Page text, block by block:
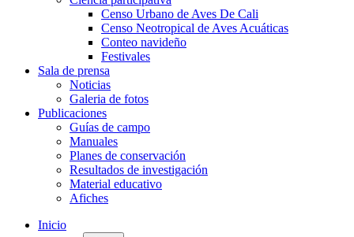
Censo Urbano de Aves De Cali
Censo Neotropical de Aves Acuáticas
Conteo navideño
Festivales
Sala de prensa
Noticias
Galeria de fotos
Publicaciones
Guías de campo
Manuales
Planes de conservación
Resultados de investigación
Material educativo
Afiches
Inicio